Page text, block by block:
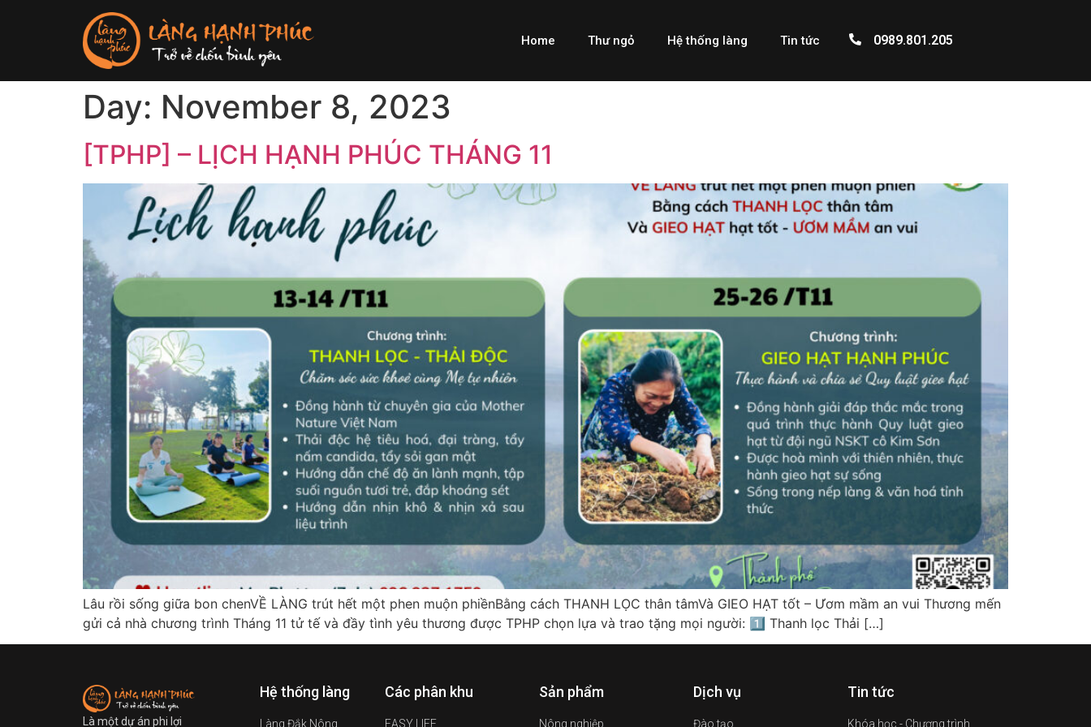
Home Thư ngỏ Hệ thống làng Tin tức 0989.801.205
Day: November 8, 2023
[TPHP] – LỊCH HẠNH PHÚC THÁNG 11
Lâu rồi sống giữa bon chenVỀ LÀNG trút hết một phen muộn phiềnBằng cách THANH LỌC thân tâmVà GIEO HẠT tốt – Ươm mầm an vui Thương mến
gửi cả nhà chương trình Tháng 11 tử tế và đầy tình yêu thương được TPHP chọn lựa và trao tặng mọi người: 1️⃣ Thanh lọc Thải […]
Là một dự án phi lợi
Hệ thống làng
Làng Đắk Nông
Các phân khu
EASY LIFE
Sản phẩm
Nông nghiệp
Dịch vụ
Đào tạo
Tin tức
Khóa học - Chương trình